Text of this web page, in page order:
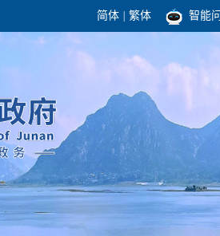
简体 繁体 智能
团结高效 理
之窗 政府机构
会议 政府公报
目录 政府数据
工作报告